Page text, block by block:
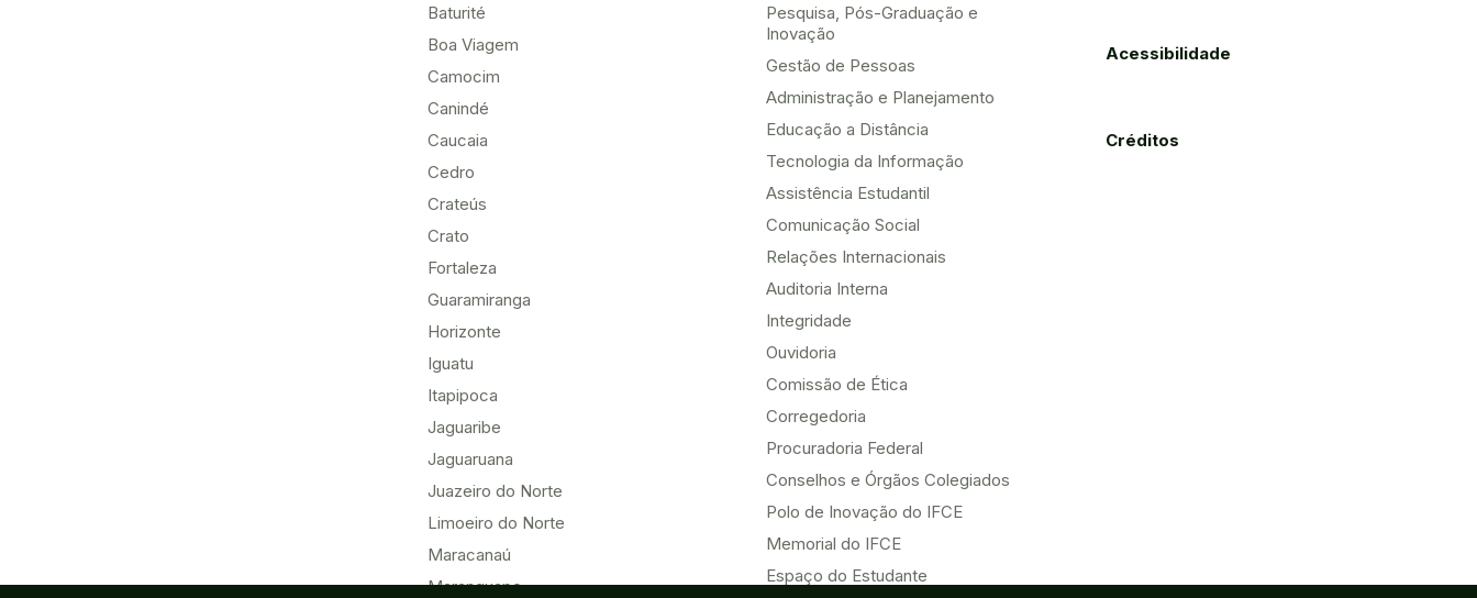
Baturité
Boa Viagem
Camocim
Canindé
Caucaia
Cedro
Crateús
Crato
Fortaleza
Guaramiranga
Horizonte
Iguatu
Itapipoca
Jaguaribe
Jaguaruana
Juazeiro do Norte
Limoeiro do Norte
Maracanaú
Maranguape
Pesquisa, Pós-Graduação e
Inovação
Gestão de Pessoas
Administração e Planejamento
Educação a Distância
Tecnologia da Informação
Assistência Estudantil
Comunicação Social
Relações Internacionais
Auditoria Interna
Integridade
Ouvidoria
Comissão de Ética
Corregedoria
Procuradoria Federal
Conselhos e Órgãos Colegiados
Polo de Inovação do IFCE
Memorial do IFCE
Espaço do Estudante
Acessibilidade
Créditos